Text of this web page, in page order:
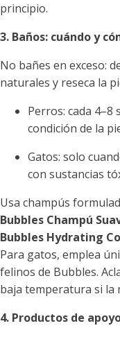
principio.
3. Baños: cuándo y
No bañes en exceso:
naturales y reseca la
Perros: cada 4–8
condición de la
Gatos: solo
con sustancias
Usa champús
Bubbles Champú
Bubbles Hydrating
Para gatos, emplea
felinos de Bubbles.
baja temperatura si la
4. Productos de